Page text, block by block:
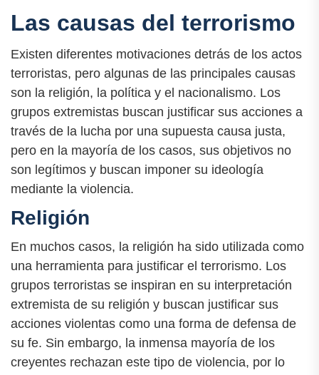
Las causas del terrorismo
Existen diferentes motivaciones detrás de los actos
terroristas, pero algunas de las principales causas
son la religión, la política y el nacionalismo. Los
grupos extremistas buscan justificar sus acciones a
través de la lucha por una supuesta causa justa,
pero en la mayoría de los casos, sus objetivos no
son legítimos y buscan imponer su ideología
mediante la violencia.
Religión
En muchos casos, la religión ha sido utilizada como
una herramienta para justificar el terrorismo. Los
grupos terroristas se inspiran en su interpretación
extremista de su religión y buscan justificar sus
acciones violentas como una forma de defensa de
su fe. Sin embargo, la inmensa mayoría de los
creyentes rechazan este tipo de violencia, por lo